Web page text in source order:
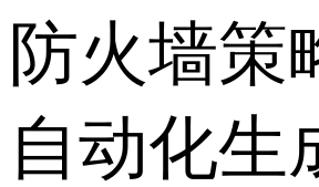
防火墙策
自动化生